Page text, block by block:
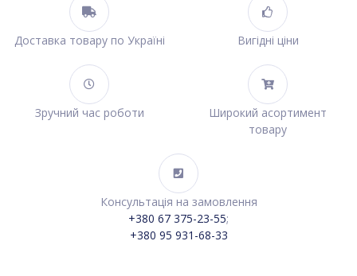
Доставка товару по Україні Вигідні ціни
Зручний час роботи
Широкий асортимент
товару
Консультація на замовлення
+380 67 375-23-55;
+380 95 931-68-33